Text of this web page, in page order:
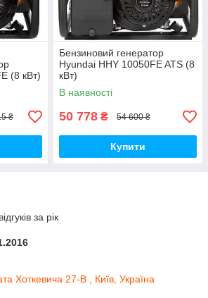
(8 кВт)
₴
Бензиновий генератор
Hyundai HHY 10050FE ATS (8
кВт)
В наявності
50 778 ₴ 54 600 ₴
Купити
за рік
Хоткевича 27-В , Київ, Україна